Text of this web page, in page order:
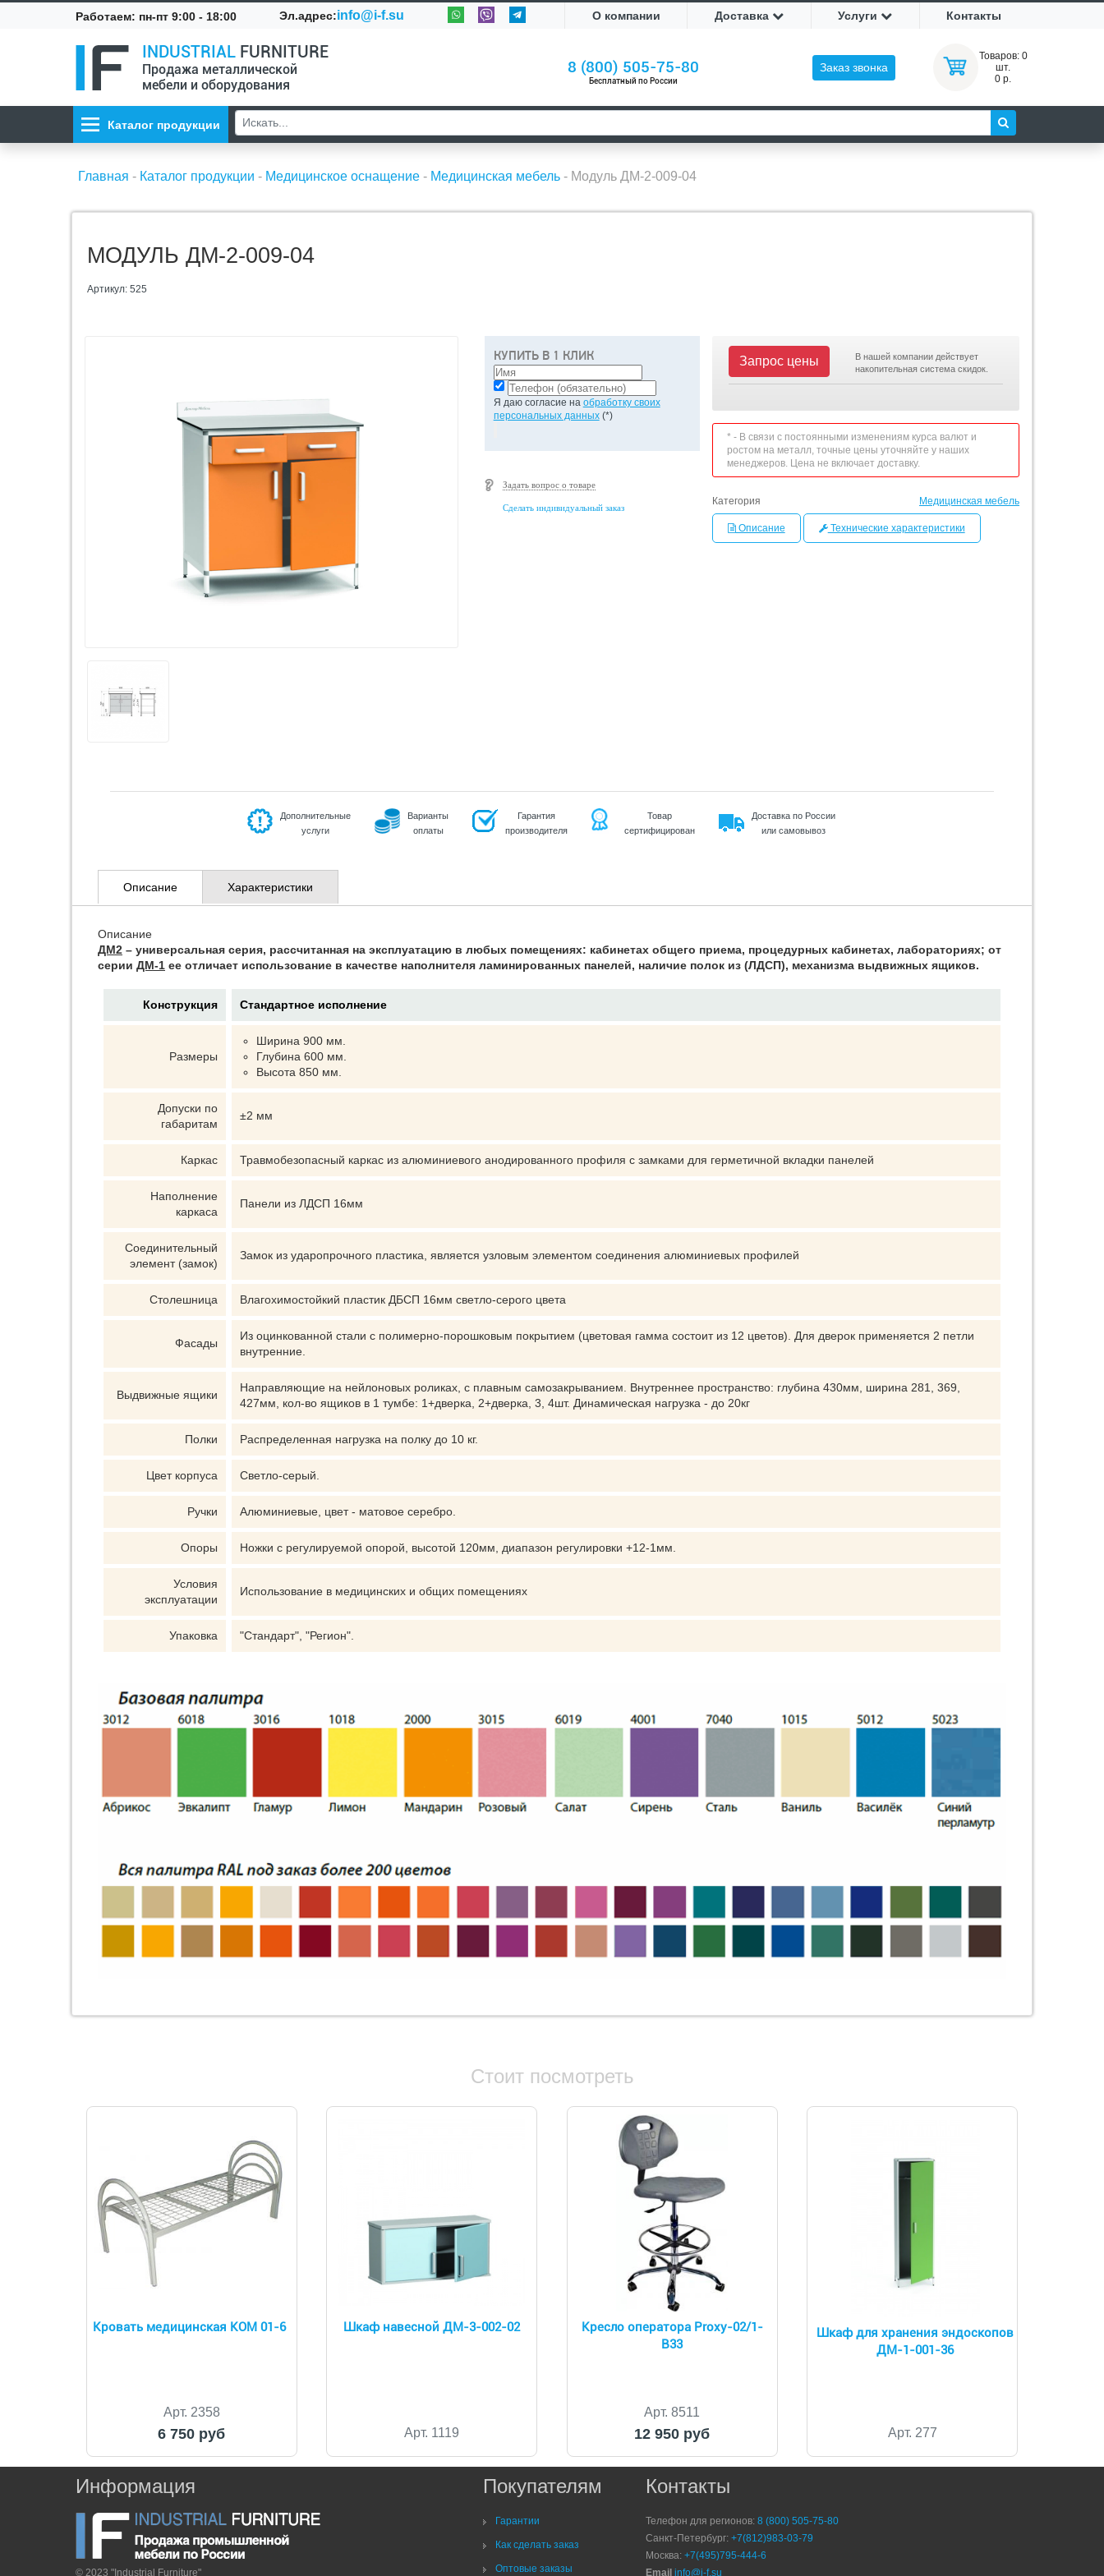
Работаем: пн-пт 9:00 - 18:00 Эл.адрес:info@i-f.su О компании Доставка Услуги Контакты
INDUSTRIAL FURNITURE
Продажа металлической
мебели и оборудования
8 (800) 505-75-80
Бесплатный по России
Заказ звонка
Товаров: 0
шт.
0 р.
Каталог продукции
Главная - Каталог продукции - Медицинское оснащение - Медицинская мебель - Модуль ДМ-2-009-04
МОДУЛЬ ДМ-2-009-04
Артикул: 525
КУПИТЬ В 1 КЛИК
Я даю согласие на обработку своих
персональных данных(*)
Задать вопрос о товаре
Сделать индивидуальный заказ
Запрос цены
В нашей компании действует
накопительная система скидок.
* - В связи с постоянными изменениям курса валют и
ростом на металл, точные цены уточняйте у наших
менеджеров. Цена не включает доставку.
Категория Медицинская мебель
Описание Технические характеристики
Дополнительные
услуги
Варианты
оплаты
Гарантия
производителя
Товар
сертифицирован
Доставка по России
или самовывоз
Описание Характеристики
Описание
ДМ2 – универсальная серия, рассчитанная на эксплуатацию в любых помещениях: кабинетах общего приема, процедурных кабинетах, лабораториях; от
серии ДМ-1 ее отличает использование в качестве наполнителя ламинированных панелей, наличие полок из (ЛДСП), механизма выдвижных ящиков.
Конструкция Стандартное исполнение
Размеры
Ширина 900 мм.
Глубина 600 мм.
Высота 850 мм.
Допуски по
габаритам
±2 мм
Каркас Травмобезопасный каркас из алюминиевого анодированного профиля с замками для герметичной вкладки панелей
Наполнение
каркаса
Панели из ЛДСП 16мм
Соединительный
элемент (замок)
Замок из ударопрочного пластика, является узловым элементом соединения алюминиевых профилей
Столешница Влагохимостойкий пластик ДБСП 16мм светло-серого цвета
Фасады
Из оцинкованной стали с полимерно-порошковым покрытием (цветовая гамма состоит из 12 цветов). Для дверок применяется 2 петли
внутренние.
Выдвижные ящики
Направляющие на нейлоновых роликах, с плавным самозакрыванием. Внутреннее пространство: глубина 430мм, ширина 281, 369,
427мм, кол-во ящиков в 1 тумбе: 1+дверка, 2+дверка, 3, 4шт. Динамическая нагрузка - до 20кг
Полки Распределенная нагрузка на полку до 10 кг.
Цвет корпуса Светло-серый.
Ручки Алюминиевые, цвет - матовое серебро.
Опоры Ножки с регулируемой опорой, высотой 120мм, диапазон регулировки +12-1мм.
Условия
эксплуатации
Использование в медицинских и общих помещениях
Упаковка "Стандарт", "Регион".
Стоит посмотреть
Кровать медицинская КОМ 01-6
Арт. 2358
6 750 руб
Шкаф навесной ДМ-3-002-02
Арт. 1119
Кресло оператора Proxy-02/1-
В33
Арт. 8511
12 950 руб
Шкаф для хранения эндоскопов
ДМ-1-001-36
Арт. 277
Информация
© 2023 "Industrial Furniture"
Покупателям
Гарантии
Как сделать заказ
Оптовые заказы
Контакты
Телефон для регионов:8 (800) 505-75-80
Санкт-Петербург:+7(812)983-03-79
Москва:+7(495)795-444-6
Email info@i-f.su